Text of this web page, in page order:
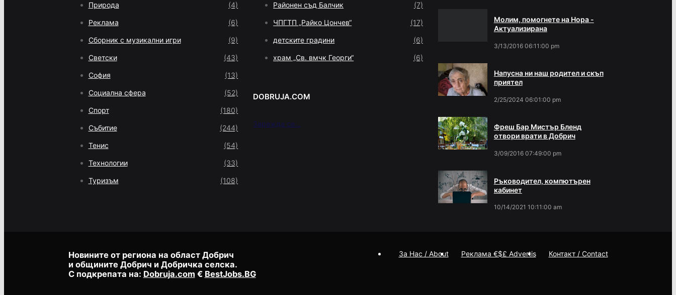
Природа (4)
Реклама (6)
Сборник с музикални игри (9)
Светски (43)
София (13)
Социална сфера (52)
Спорт (180)
Събитие (244)
Тенис (54)
Технологии (33)
Туризъм (108)
Районен съд Балчик (7)
ЧПГТП „Райко Цончев“ (17)
детските градини (6)
храм „Св. вмчк Георги“ (6)
DOBRUJA.COM
Зарежда се...
Молим, помогнете на Нора -
Актуализирана
3/13/2016 06:11:00 pm
Напусна ни наш родител и скъп
приятел
2/25/2024 06:01:00 pm
Фреш Бар Мистър Бленд
отвори врати в Добрич
3/09/2016 07:49:00 pm
Ръководител, компютърен
кабинет
10/14/2021 10:11:00 am
Новините от региона на област Добрич
и общините Добрич и Добричка селска.
С подкрепата на: Dobruja.com € BestJobs.BG
За Нас / About Реклама €$£ Advertis Контакт / Contact